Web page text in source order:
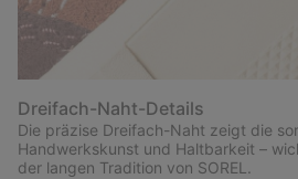
Dreifach-Naht-Details
Die präzise Dreifach-Naht zeigt die
Handwerkskunst und Haltbarkeit –
der langen Tradition von SOREL.